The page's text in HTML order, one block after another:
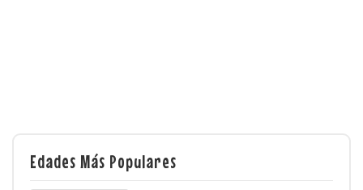
Edades Más Populares